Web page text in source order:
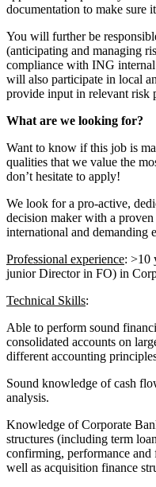
documentation to make sure
You will further be
(anticipating and managing
compliance with ING
will also participate in local
provide input in relevant risk
What are we looking for?
Want to know if this job is
qualities that we value the
don’t hesitate to apply!
We look for a pro-active,
decision maker with a
international and demanding
Professional experience: >10
junior Director in FO) in
Technical Skills:
Able to perform sound
consolidated accounts on
different accounting
Sound knowledge of cash
analysis.
Knowledge of Corporate
structures (including term
confirming, performance and
well as acquisition finance